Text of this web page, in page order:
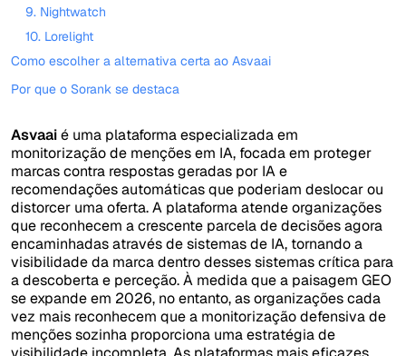
9. Nightwatch
10. Lorelight
Como escolher a alternativa certa ao Asvaai
Por que o Sorank se destaca
Asvaaié uma plataforma especializada em
monitorização de menções em IA, focada em proteger
marcas contra respostas geradas por IA e
recomendações automáticas que poderiam deslocar ou
distorcer uma oferta. A plataforma atende organizações
que reconhecem a crescente parcela de decisões agora
encaminhadas através de sistemas de IA, tornando a
visibilidade da marca dentro desses sistemas crítica para
a descoberta e perceção. À medida que a paisagem GEO
se expande em 2026, no entanto, as organizações cada
vez mais reconhecem que a monitorização defensiva de
menções sozinha proporciona uma estratégia de